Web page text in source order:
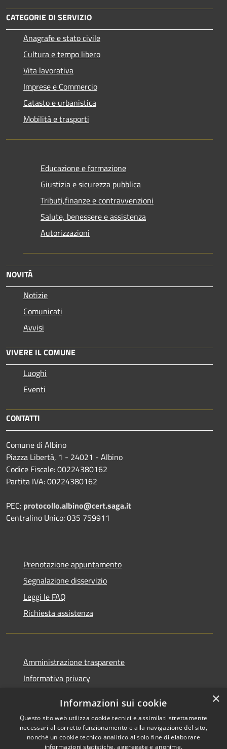
CATEGORIE DI SERVIZIO
Anagrafe e stato civile
Cultura e tempo libero
Vita lavorativa
Imprese e Commercio
Catasto e urbanistica
Mobilità e trasporti
Educazione e formazione
Giustizia e sicurezza pubblica
Tributi,finanze e contravvenzioni
Salute, benessere e assistenza
Autorizzazioni
NOVITÀ
Notizie
Comunicati
Avvisi
VIVERE IL COMUNE
Luoghi
Eventi
CONTATTI
Comune di Albino
Piazza Libertà, 1 - 24021 - Albino
Codice Fiscale: 00224380162
Partita IVA: 00224380162
PEC: protocollo.albino@cert.saga.it
Centralino Unico: 035 759911
Prenotazione appuntamento
Segnalazione disservizio
Leggi le FAQ
Richiesta assistenza
Amministrazione trasparente
Informativa privacy
Dichiarazione di accessibilità
×
Informazioni sui cookie
Questo sito web utilizza cookie tecnici e assimilati strettamente
necessari al corretto funzionamento e alla navigazione del sito,
nonché un cookie tecnico analitico al solo fine di elaborare
informazioni statistiche, aggregate e anonime.